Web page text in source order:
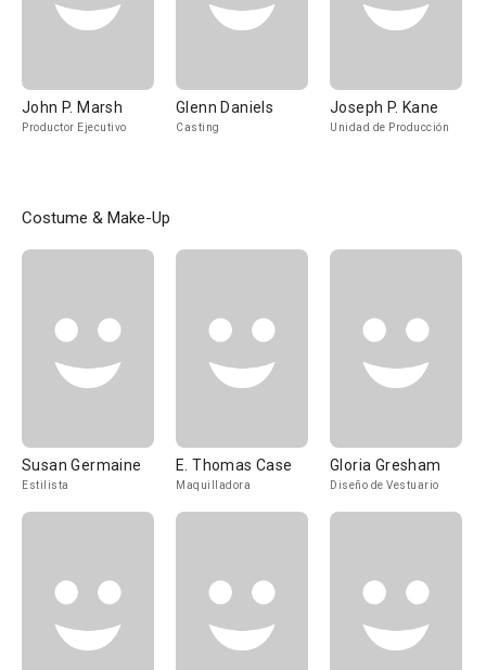
John P. Marsh
Productor Ejecutivo
Glenn Daniels
Casting
Joseph P. Kane
Unidad de Producción
Costume & Make-Up
Susan Germaine
Estilista
E. Thomas Case
Maquilladora
Gloria Gresham
Diseño de Vestuario